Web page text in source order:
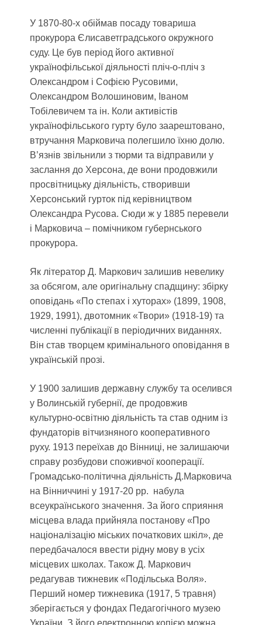
У 1870-80-х обіймав посаду товариша
прокурора Єлисаветградського окружного
суду. Це був період його активної
українофільської діяльності пліч-о-пліч з
Олександром і Софією Русовими,
Олександром Волошиновим, Іваном
Тобілевичем та ін. Коли активістів
українофільського гурту було заарештовано,
втручання Марковича полегшило їхню долю.
В’язнів звільнили з тюрми та відправили у
заслання до Херсона, де вони продовжили
просвітницьку діяльність, створивши
Херсонський гурток під керівництвом
Олександра Русова. Сюди ж у 1885 перевели
і Марковича – помічником губернського
прокурора.
Як літератор Д. Маркович залишив невелику
за обсягом, але оригінальну спадщину: збірку
оповідань «По степах і хуторах» (1899, 1908,
1929, 1991), двотомник «Твори» (1918-19) та
численні публікації в періодичних виданнях.
Він став творцем кримінального оповідання в
українській прозі.
У 1900 залишив державну службу та оселився
у Волинській губернії, де продовжив
культурно-освітню діяльність та став одним із
фундаторів вітчизняного кооперативного
руху. 1913 переїхав до Вінниці, не залишаючи
справу розбудови споживчої кооперації.
Громадсько-політична діяльність Д.Марковича
на Вінниччині у 1917-20 рр. набула
всеукраїнського значення. За його сприяння
місцева влада прийняла постанову «Про
націоналізацію міських початкових шкіл», де
передбачалося ввести рідну мову в усіх
місцевих школах. Також Д. Маркович
редагував тижневик «Подільська Воля».
Перший номер тижневика (1917, 5 травня)
зберігається у фондах Педагогічного музею
України. З його електронною копією можна